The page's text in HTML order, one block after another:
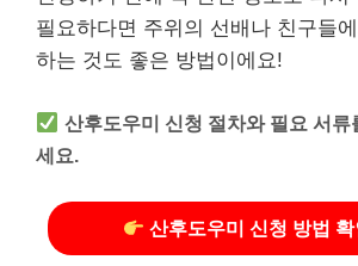
필요하다면 주위의 선배나 친구들
하는 것도 좋은 방법이에요!
산후도우미 신청 절차와 필요 서류
세요.
산후도우미 신청 방법 확